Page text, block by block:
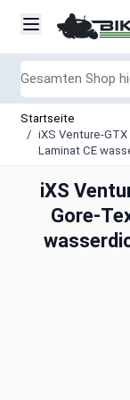
Startseite
/ iXS Venture-
Laminat CE
iXS
Gore-